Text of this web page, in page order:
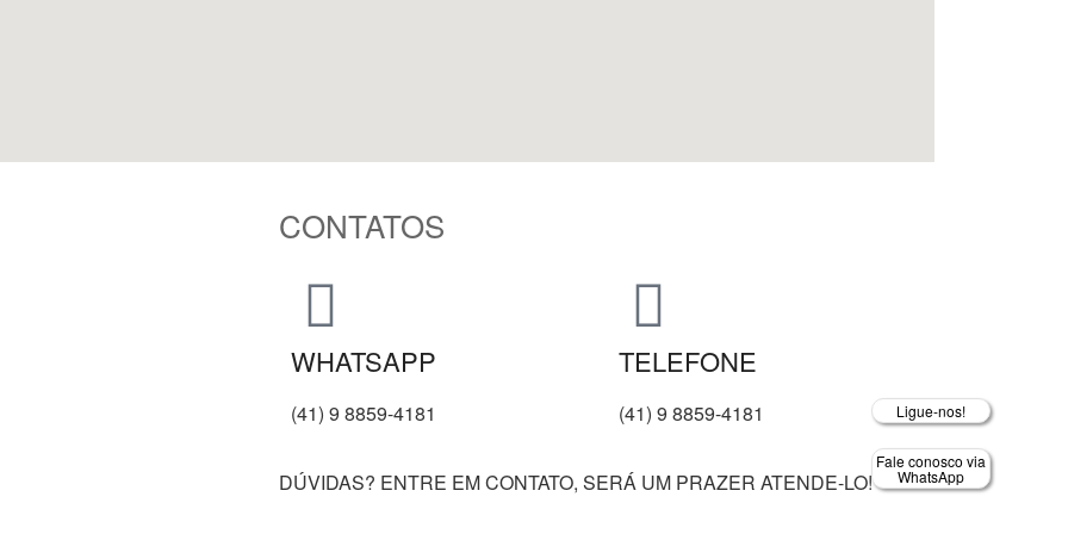
Fale conosco via
WhatsApp
Ligue-nos!
CONTATOS
WHATSAPP
(41) 9 8859-4181
TELEFONE
(41) 9 8859-4181
DÚVIDAS? ENTRE EM CONTATO, SERÁ UM PRAZER ATENDE-LO!